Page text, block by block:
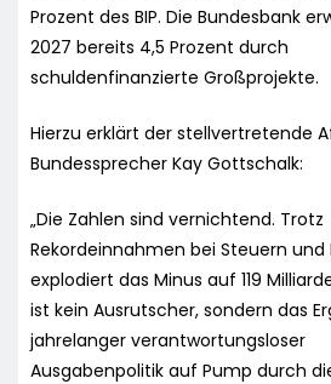
Prozent des BIP. Die Bundesbank
2027 bereits 4,5 Prozent durch
schuldenfinanzierte Großprojekte.
Hierzu erklärt der stellvertretende
Bundessprecher Kay Gottschalk:
„Die Zahlen sind vernichtend. Trotz
Rekordeinnahmen bei Steuern und
explodiert das Minus auf 119
ist kein Ausrutscher, sondern das
jahrelanger verantwortungsloser
Ausgabenpolitik auf Pump durch